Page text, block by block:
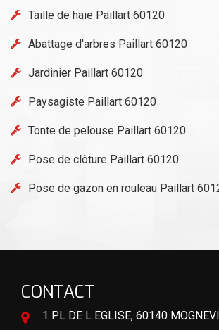
Taille de haie Paillart 60120
Abattage d'arbres Paillart 60120
Jardinier Paillart 60120
Paysagiste Paillart 60120
Tonte de pelouse Paillart 60120
Pose de clôture Paillart 60120
Pose de gazon en rouleau Paillart
CONTACT
1 PL DE L EGLISE, 60140